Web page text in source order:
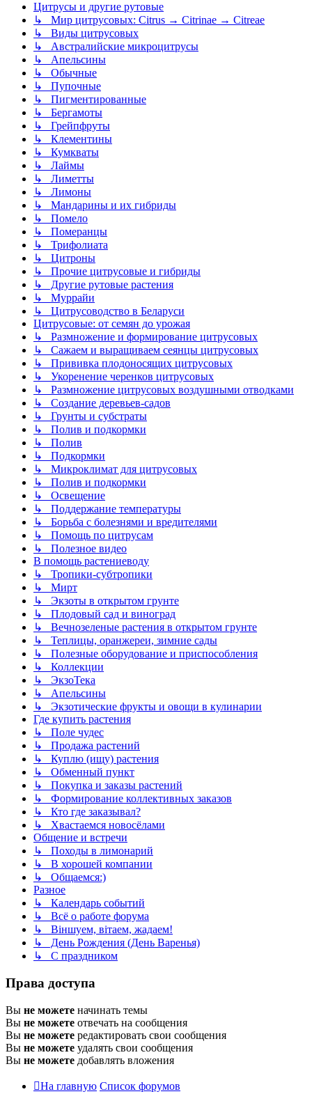
Цитрусы и другие рутовые
↳ Мир цитрусовых: Citrus → Citrinae → Citreae
↳ Виды цитрусовых
↳ Австралийские микроцитрусы
↳ Апельсины
↳ Обычные
↳ Пупочные
↳ Пигментированные
↳ Бергамоты
↳ Грейпфруты
↳ Клементины
↳ Кумкваты
↳ Лаймы
↳ Лиметты
↳ Лимоны
↳ Мандарины и их гибриды
↳ Помело
↳ Померанцы
↳ Трифолиата
↳ Цитроны
↳ Прочие цитрусовые и гибриды
↳ Другие рутовые растения
↳ Муррайи
↳ Цитрусоводство в Беларуси
Цитрусовые: от семян до урожая
↳ Размножение и формирование цитрусовых
↳ Сажаем и выращиваем сеянцы цитрусовых
↳ Прививка плодоносящих цитрусовых
↳ Укоренение черенков цитрусовых
↳ Размножение цитрусовых воздушными отводками
↳ Создание деревьев-садов
↳ Грунты и субстраты
↳ Полив и подкормки
↳ Полив
↳ Подкормки
↳ Микроклимат для цитрусовых
↳ Полив и подкормки
↳ Освещение
↳ Поддержание температуры
↳ Борьба с болезнями и вредителями
↳ Помощь по цитрусам
↳ Полезное видео
В помощь растениеводу
↳ Тропики-субтропики
↳ Мирт
↳ Экзоты в открытом грунте
↳ Плодовый сад и виноград
↳ Вечнозеленые растения в открытом грунте
↳ Теплицы, оранжереи, зимние сады
↳ Полезные оборудование и приспособления
↳ Коллекции
↳ ЭкзоТека
↳ Апельсины
↳ Экзотические фрукты и овощи в кулинарии
Где купить растения
↳ Поле чудес
↳ Продажа растений
↳ Куплю (ищу) растения
↳ Обменный пункт
↳ Покупка и заказы растений
↳ Формирование коллективных заказов
↳ Кто где заказывал?
↳ Хвастаемся новосёлами
Общение и встречи
↳ Походы в лимонарий
↳ В хорошей компании
↳ Общаемся:)
Разное
↳ Календарь событий
↳ Всё о работе форума
↳ Віншуем, вітаем, жадаем!
↳ День Рождения (День Варенья)
↳ С праздником
Права доступа
Вы не можете начинать темы
Вы не можете отвечать на сообщения
Вы не можете редактировать свои сообщения
Вы не можете удалять свои сообщения
Вы не можете добавлять вложения
На главную Список форумов